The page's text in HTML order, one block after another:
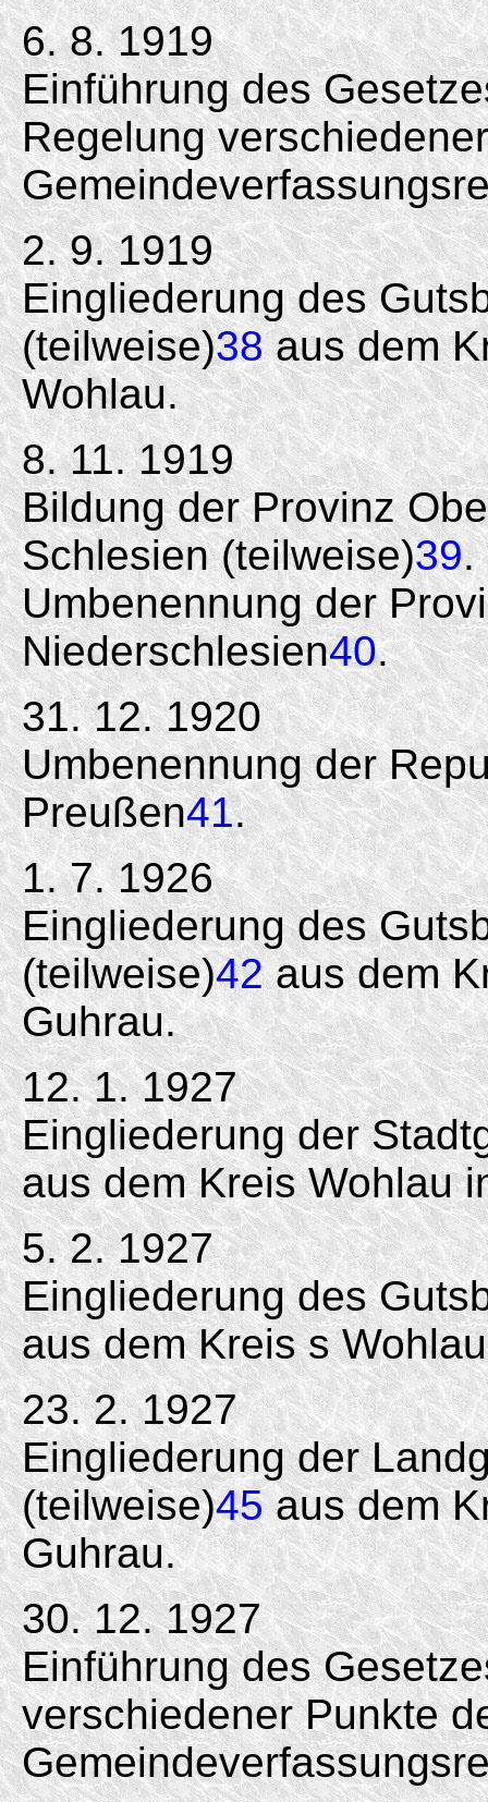
6. 8. 1919
Einführung des
Regelung
2. 9. 1919
Eingliederung des
(teilweise)38aus dem
Wohlau.
8. 11. 1919
Bildung der Provinz
Schlesien (teilweise)39.
Umbenennung der
Niederschlesien40.
31. 12. 1920
Umbenennung der
Preußen41.
1. 7. 1926
Eingliederung des
(teilweise)42aus dem
Guhrau.
12. 1. 1927
Eingliederung der
aus dem Kreis Wohlau
5. 2. 1927
Eingliederung des
aus dem Kreis s
23. 2. 1927
Eingliederung der
(teilweise)45 aus dem
Guhrau.
30. 12. 1927
Einführung des
verschiedener Punkte